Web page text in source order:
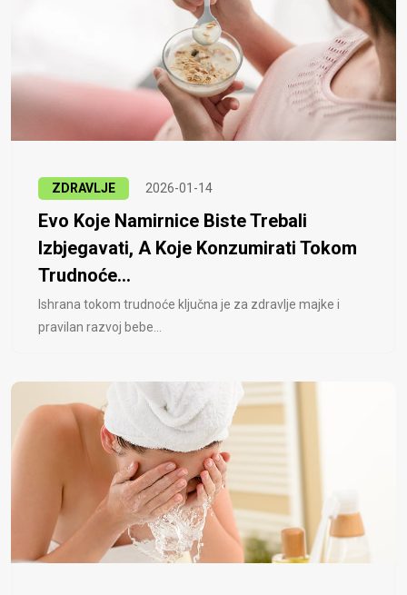
ZDRAVLJE 2026-01-14
Evo Koje Namirnice Biste Trebali
Izbjegavati, A Koje Konzumirati Tokom
Trudnoće...
Ishrana tokom trudnoće ključna je za zdravlje majke i
pravilan razvoj bebe...